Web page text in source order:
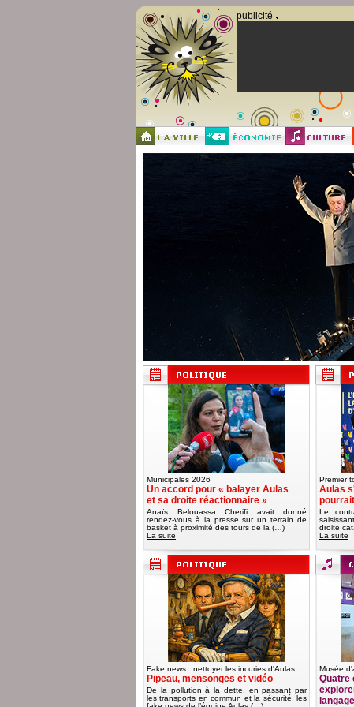
publicité
Municipales 2026
Un accord pour « balayer Aulas
et sa droite réactionnaire »
Anaïs Belouassa Cherifi avait donné
rendez-vous à la presse sur un terrain de
basket à proximité des tours de la (…)
La suite
Premier
Aulas
Le
droite
La suite
Fake news : nettoyer les incuries d'Aulas
Pipeau, mensonges et vidéo
De la pollution à la dette, en passant par
les transports en commun et la sécurité, les
Musée
Quatre
langage
Panneau de gestion des cookies